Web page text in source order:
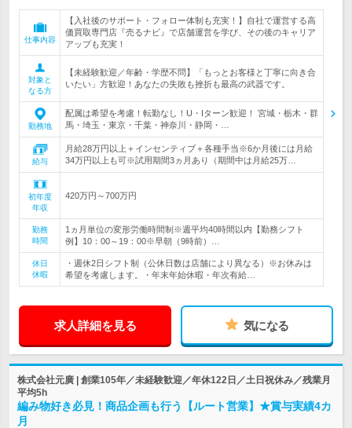
仕事内容
【入社後のサポート・フォロー体制も充実！】自社で運営する高
価買取専門店『売るナビ』で店舗運営を学び、その後のキャリア
アップも充実！
対象と
なる方
【未経験歓迎／年齢・学歴不問】「もっとお客様と丁寧に向き合
いたい」方歓迎！あなたの失敗も挫折も最高の武器です。
勤務地
配属は希望を考慮！転勤なし！U・Iターン歓迎！ 宮城・栃木・群
馬・埼玉・東京・千葉・神奈川・静岡・…
給与
月給28万円以上＋インセンティブ＋各種手当※6か月後には月給
34万円以上も可※試用期間3ヵ月あり（期間中は月給25万…
初年度
年収
420万円～700万円
勤務
時間
1ヵ月単位の変形労働時間制※週平均40時間以内【勤務シフト
例】10：00～19：00※早朝（9時前）…
休日
休暇
・週休2日シフト制（公休日数は店舗により異なる）※お休みは
希望を考慮します。・年末年始休暇・年次有給…
求人詳細を見る 気になる
株式会社元廣 | 創業105年／未経験歓迎／年休122日／土日祝休み／残業月
平均5h
編み物好き必見！商品企画も行う【ルート営業】★賞与実績4カ
月